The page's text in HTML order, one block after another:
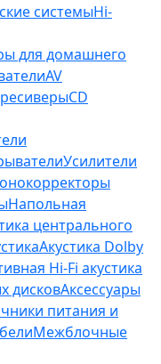
системыHi-
для домашнего
AV
CD
Усилители
Напольная
центрального
Акустика Dolby
Hi-Fi акустика
дисковАксессуары
питания и
Межблочные